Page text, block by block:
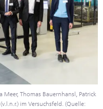
Thomas Bauernhansl, Patrick
im Versuchsfeld. (Quelle: